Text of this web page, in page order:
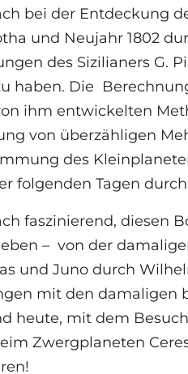
bei der Entdeckung
und Neujahr 1802
des Sizilianers G.
haben. Die
ihm entwickelten
von überzähligen
des
folgenden Tagen
faszinierend, diesen
– von der
und Juno durch
mit den damaligen
heute, mit dem
Zwergplaneten